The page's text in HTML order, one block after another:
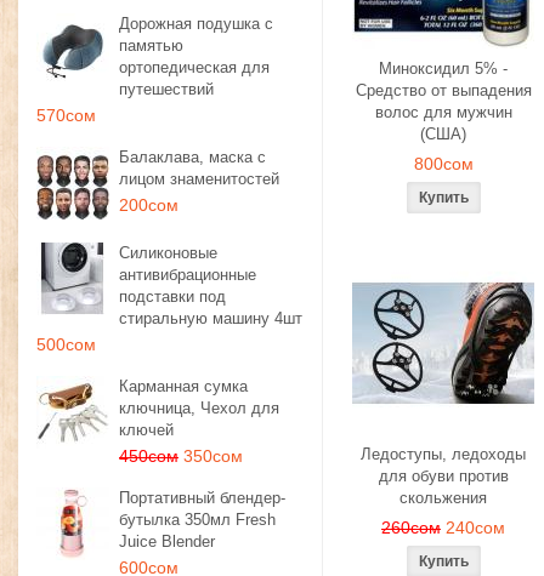
Дорожная подушка с
памятью
ортопедическая для
путешествий
570сом
Балаклава, маска с
лицом знаменитостей
200сом
Силиконовые
антивибрационные
подставки под
стиральную машину 4шт
500сом
Карманная сумка
ключница, Чехол для
ключей
450сом 350сом
Портативный блендер-
бутылка 350мл Fresh
Juice Blender
600сом
Миноксидил 5% -
Средство от выпадения
волос для мужчин
(США)
800сом
Ледоступы, ледоходы
для обуви против
скольжения
260сом 240сом